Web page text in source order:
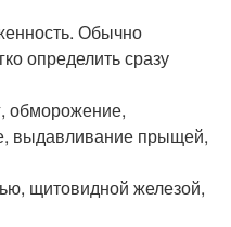
Обычно
определить сразу
обморожение,
выдавливание прыщей,
щитовидной железой,